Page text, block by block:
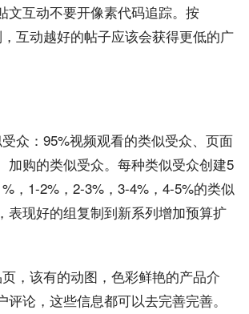
文互动不要开像素代码追踪。按
互动越好的帖子应该会获得更低的广
众：95%视频观看的类似受众、页面
加购的类似受众。每种类似受众创建5
，1-2%，2-3%，3-4%，4-5%的类似
表现好的组复制到新系列增加预算扩
，该有的动图，色彩鲜艳的产品介
评论，这些信息都可以去完善完善。